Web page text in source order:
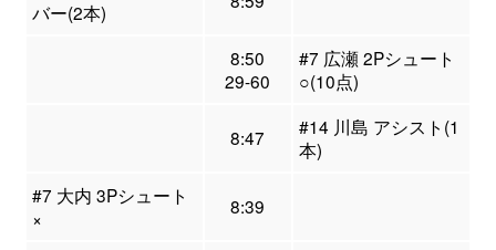
バー(2本)
8:50
29-60
#7 広瀬 2Pシュート
○(10点)
8:47
#14 川島 アシスト(1
本)
#7 大内 3Pシュート
×
8:39